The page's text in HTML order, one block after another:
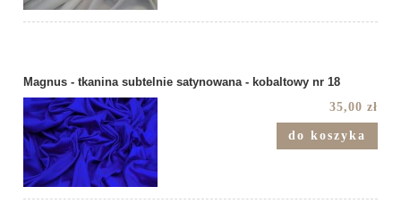
Magnus - tkanina subtelnie satynowana - kobaltowy nr 18
35,00 zł
do koszyka